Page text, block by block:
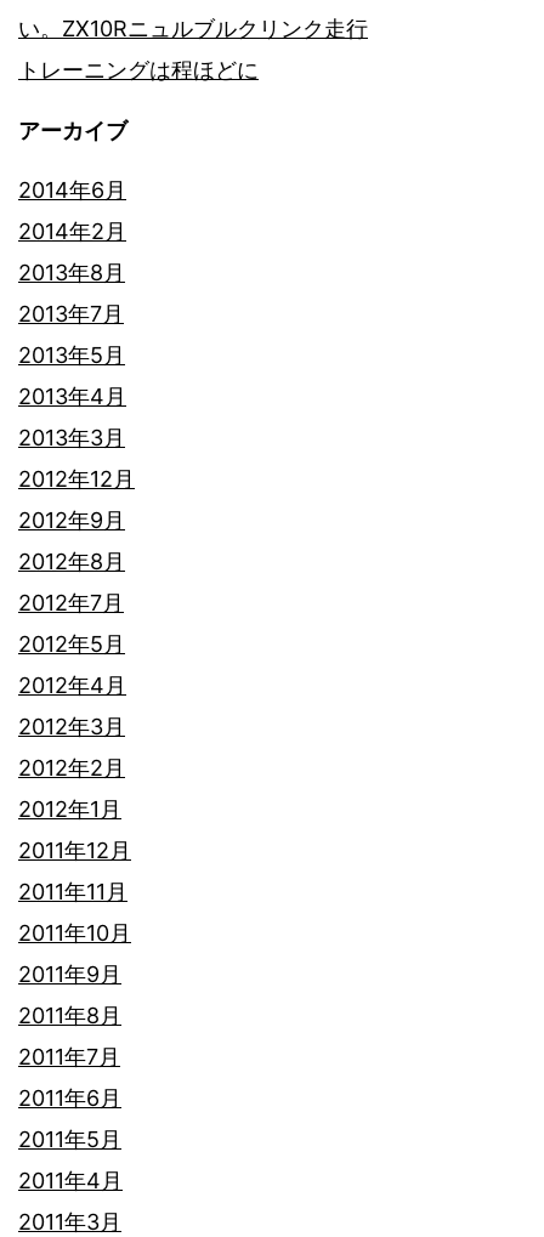
い。ZX10Rニュルブルクリンク走行
トレーニングは程ほどに
アーカイブ
2014年6月
2014年2月
2013年8月
2013年7月
2013年5月
2013年4月
2013年3月
2012年12月
2012年9月
2012年8月
2012年7月
2012年5月
2012年4月
2012年3月
2012年2月
2012年1月
2011年12月
2011年11月
2011年10月
2011年9月
2011年8月
2011年7月
2011年6月
2011年5月
2011年4月
2011年3月